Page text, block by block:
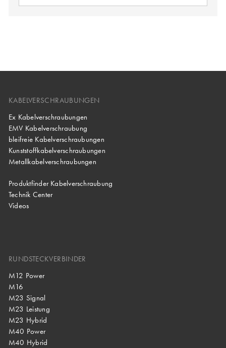
KABELVERSCHRAUBUNGEN
Ex Kabelverschraubungen
EMV Kabelverschraubung
bleifreie Kabelverschraubungen
Kunststoffkabelverschraubungen
Metallkabelverschraubungen
Produktfinder Kabelverschraubung
Technik Center
Videos
RUNDSTECKVERBINDER
M12 Power
M16
M23 Signal
M23 Leistung
M23 Hybrid
M40 Power
M40 Hybrid